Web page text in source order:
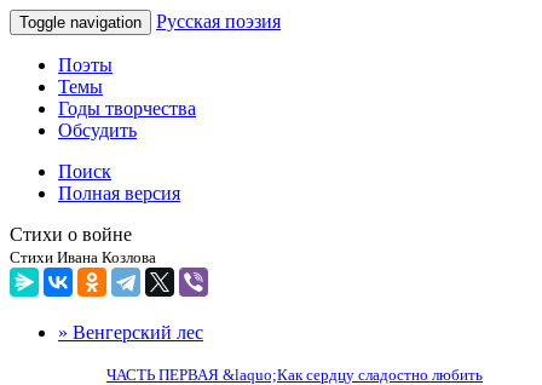
Toggle navigation Русская поэзия
Поэты
Темы
Годы творчества
Обсудить
Поиск
Полная версия
Стихи о войне
Стихи Ивана Козлова
» Венгерский лес
ЧАСТЬ ПЕРВАЯ &laquo;Как сердцу сладостно любить